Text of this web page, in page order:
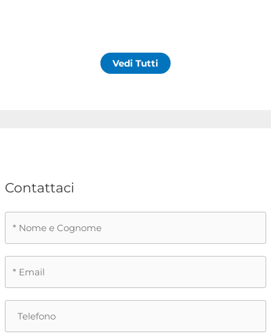
Vedi Tutti
Contattaci